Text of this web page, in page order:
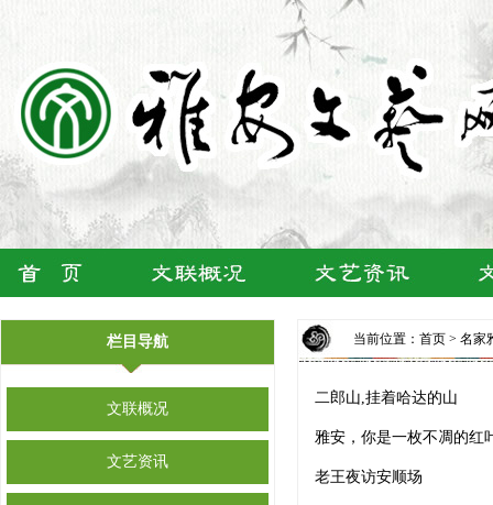
栏目导航
文联概况
文艺资讯
当前位置： 首页 > 名家
二郎山,挂着哈达的山
雅安，你是一枚不凋的红
老王夜访安顺场